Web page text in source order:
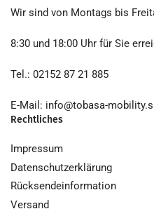
Wir sind von Montags bis
8:30 und 18:00 Uhr für Sie
Tel.: 02152 87 21 885
E-Mail: info@tobasa-
Rechtliches
Impressum
Datenschutzerklärung
Rücksendeinformation
Versand